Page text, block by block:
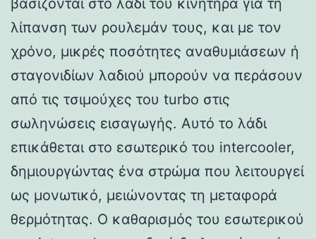
λίπανση των ρουλεμάν τους, και με τον
χρόνο, μικρές ποσότητες αναθυμιάσεων ή
σταγονιδίων λαδιού μπορούν να περάσουν
από τις τσιμούχες του turbo στις
σωληνώσεις εισαγωγής. Αυτό το λάδι
επικάθεται στο εσωτερικό του intercooler,
δημιουργώντας ένα στρώμα που λειτουργεί
ως μονωτικό, μειώνοντας τη μεταφορά
θερμότητας. Ο καθαρισμός του εσωτερικού